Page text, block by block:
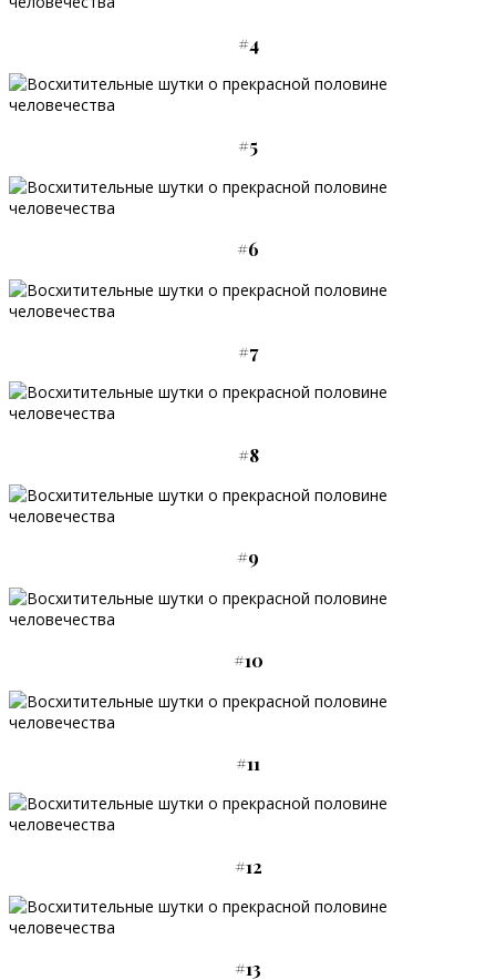
#4
#5
#6
#7
#8
#9
#10
#11
#12
#13